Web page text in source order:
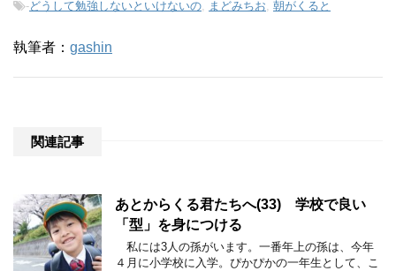
-どうして勉強しないといけないの, まどみちお, 朝がくると
執筆者： gashin
関連記事
あとからくる君たちへ(33) 学校で良い
「型」を身につける
私には3人の孫がいます。一番年上の孫は、今年
４月に小学校に入学。ぴかぴかの一年生として、こ